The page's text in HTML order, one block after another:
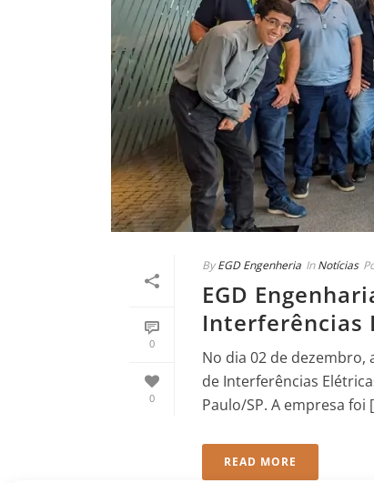
0
0
By EGD Engenheria In Notícias
EGD
Interferências
No dia 02 de dezembro,
de Interferências
Paulo/SP. A empresa foi
READ MORE